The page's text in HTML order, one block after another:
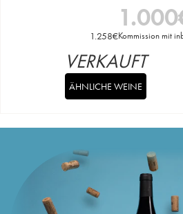
1.000
1.258€Kommission mit
VERKAUFT
ÄHNLICHE WEINE